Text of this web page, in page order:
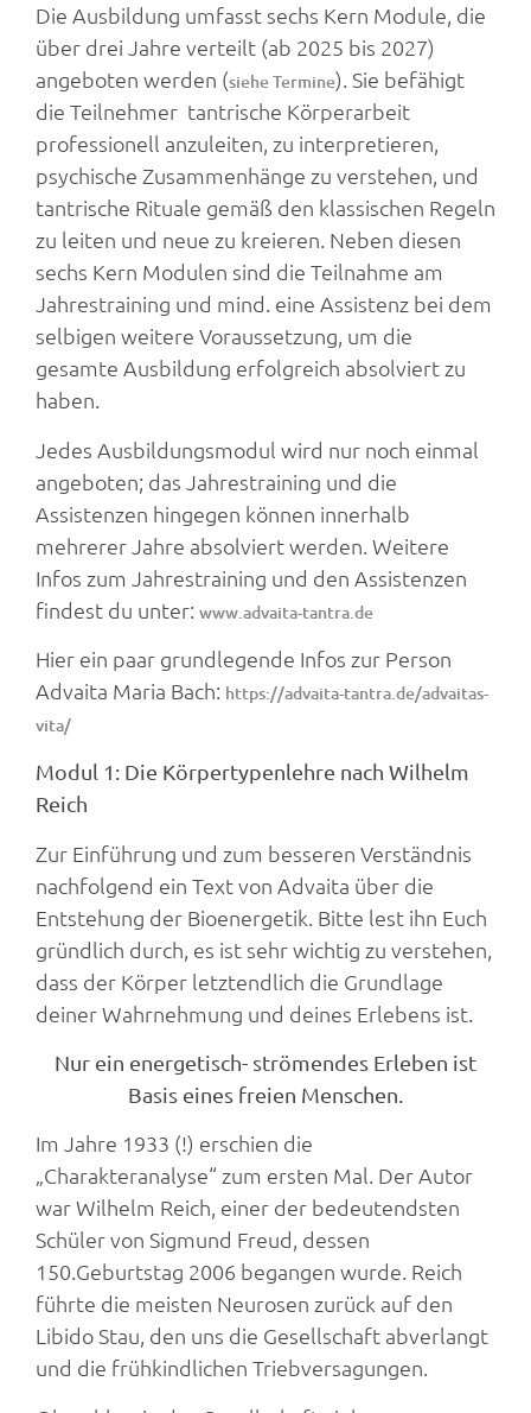
Die Ausbildung umfasst sechs Kern Module, die
über drei Jahre verteilt (ab 2025 bis 2027)
angeboten werden (siehe Termine). Sie befähigt
die Teilnehmer tantrische Körperarbeit
professionell anzuleiten, zu interpretieren,
psychische Zusammenhänge zu verstehen, und
tantrische Rituale gemäß den klassischen Regeln
zu leiten und neue zu kreieren. Neben diesen
sechs Kern Modulen sind die Teilnahme am
Jahrestraining und mind. eine Assistenz bei dem
selbigen weitere Voraussetzung, um die
gesamte Ausbildung erfolgreich absolviert zu
haben.
Jedes Ausbildungsmodul wird nur noch einmal
angeboten; das Jahrestraining und die
Assistenzen hingegen können innerhalb
mehrerer Jahre absolviert werden. Weitere
Infos zum Jahrestraining und den Assistenzen
findest du unter: www.advaita-tantra.de
Hier ein paar grundlegende Infos zur Person
Advaita Maria Bach: https://advaita-tantra.de/advaitas-
vita/
Modul 1: Die Körpertypenlehre nach Wilhelm
Reich
Zur Einführung und zum besseren Verständnis
nachfolgend ein Text von Advaita über die
Entstehung der Bioenergetik. Bitte lest ihn Euch
gründlich durch, es ist sehr wichtig zu verstehen,
dass der Körper letztendlich die Grundlage
deiner Wahrnehmung und deines Erlebens ist.
Nur ein energetisch- strömendes Erleben ist
Basis eines freien Menschen.
Im Jahre 1933 (!) erschien die
„Charakteranalyse“ zum ersten Mal. Der Autor
war Wilhelm Reich, einer der bedeutendsten
Schüler von Sigmund Freud, dessen
150.Geburtstag 2006 begangen wurde. Reich
führte die meisten Neurosen zurück auf den
Libido Stau, den uns die Gesellschaft abverlangt
und die frühkindlichen Triebversagungen.